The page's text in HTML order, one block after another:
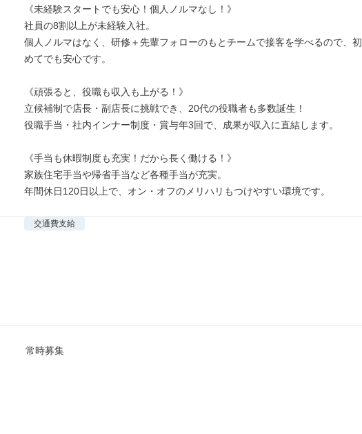
《未経験スタートでも安心！個人ノルマなし！》
社員の8割以上が未経験入社。
個人ノルマはなく、研修＋先輩フォローのもとチームで接客を学べるので、初
めてでも安心です。
《頑張ると、役職も収入も上がる！》
立候補制で店長・副店長に挑戦でき、20代の役職者も多数誕生！
役職手当・社内インナー制度・賞与年3回で、成果が収入に直結します。
《手当も休暇制度も充実！だから長く働ける！》
家族住宅手当や帰省手当など各種手当が充実。
年間休日120日以上で、オン・オフのメリハリもつけやすい環境です。
交通費支給
常時募集